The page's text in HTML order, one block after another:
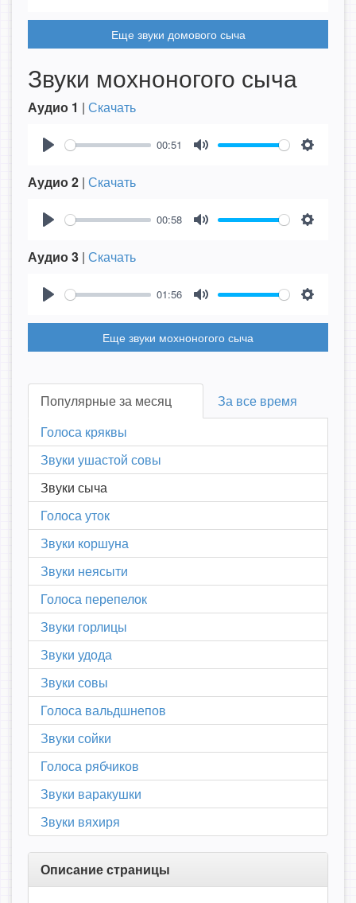
Еще звуки домового сыча
Звуки мохноногого сыча
Аудио 1 | Скачать
00:51
Аудио 2 | Скачать
00:58
Аудио 3 | Скачать
01:56
Еще звуки мохноногого сыча
Популярные за месяц
За все время
Голоса кряквы
Звуки ушастой совы
Звуки сыча
Голоса уток
Звуки коршуна
Звуки неясыти
Голоса перепелок
Звуки горлицы
Звуки удода
Звуки совы
Голоса вальдшнепов
Звуки сойки
Голоса рябчиков
Звуки варакушки
Звуки вяхиря
Описание страницы